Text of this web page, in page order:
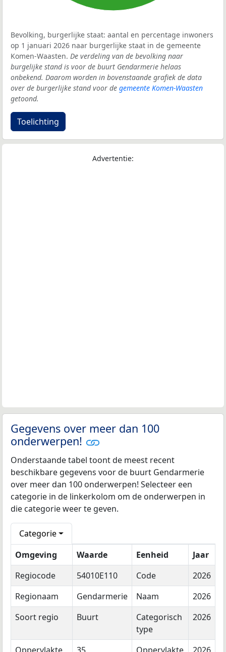
Bevolking, burgerlijke staat: aantal en percentage inwoners
op 1 januari 2026 naar burgerlijke staat in de gemeente
Komen-Waasten. De verdeling van de bevolking naar
burgelijke stand is voor de buurt Gendarmerie helaas
onbekend. Daarom worden in bovenstaande grafiek de data
over de burgerlijke stand voor de gemeente Komen-Waasten
getoond.
Toelichting
Advertentie:
Gegevens over meer dan 100
onderwerpen!
Onderstaande tabel toont de meest recent
beschikbare gegevens voor de buurt Gendarmerie
over meer dan 100 onderwerpen! Selecteer een
categorie in de linkerkolom om de onderwerpen in
die categorie weer te geven.
Categorie
Omgeving
Waarde Eenheid
Jaar
Regiocode
54010E110 Code
2026
Regionaam
Gendarmerie Naam
2026
Soort regio
Buurt
Categorisch
type
2026